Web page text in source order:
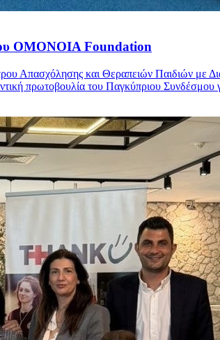
OMONOIA Foundation
Απασχόλησης και Θεραπειών Παιδιών με
πρωτοβουλία του Παγκύπριου